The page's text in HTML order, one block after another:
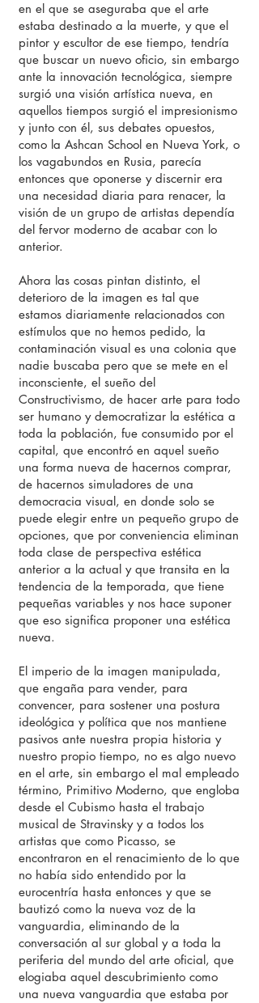
en el que se aseguraba que el arte
estaba destinado a la muerte, y que el
pintor y escultor de ese tiempo, tendría
que buscar un nuevo oficio, sin embargo
ante la innovación tecnológica, siempre
surgió una visión artística nueva, en
aquellos tiempos surgió el impresionismo
y junto con él, sus debates opuestos,
como la Ashcan School en Nueva York, o
los vagabundos en Rusia, parecía
entonces que oponerse y discernir era
una necesidad diaria para renacer, la
visión de un grupo de artistas dependía
del fervor moderno de acabar con lo
anterior.
Ahora las cosas pintan distinto, el
deterioro de la imagen es tal que
estamos diariamente relacionados con
estímulos que no hemos pedido, la
contaminación visual es una colonia que
nadie buscaba pero que se mete en el
inconsciente, el sueño del
Constructivismo, de hacer arte para todo
ser humano y democratizar la estética a
toda la población, fue consumido por el
capital, que encontró en aquel sueño
una forma nueva de hacernos comprar,
de hacernos simuladores de una
democracia visual, en donde solo se
puede elegir entre un pequeño grupo de
opciones, que por conveniencia eliminan
toda clase de perspectiva estética
anterior a la actual y que transita en la
tendencia de la temporada, que tiene
pequeñas variables y nos hace suponer
que eso significa proponer una estética
nueva.
El imperio de la imagen manipulada,
que engaña para vender, para
convencer, para sostener una postura
ideológica y política que nos mantiene
pasivos ante nuestra propia historia y
nuestro propio tiempo, no es algo nuevo
en el arte, sin embargo el mal empleado
término, Primitivo Moderno, que engloba
desde el Cubismo hasta el trabajo
musical de Stravinsky y a todos los
artistas que como Picasso, se
encontraron en el renacimiento de lo que
no había sido entendido por la
eurocentría hasta entonces y que se
bautizó como la nueva voz de la
vanguardia, eliminando de la
conversación al sur global y a toda la
periferia del mundo del arte oficial, que
elogiaba aquel descubrimiento como
una nueva vanguardia que estaba por